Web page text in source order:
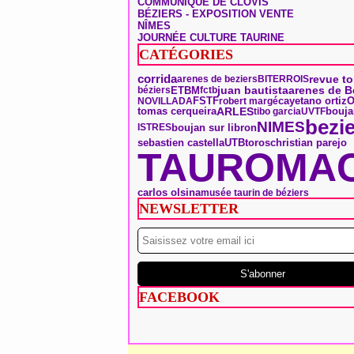
BÉZIERS - EXPOSITION VENTE
NÎMES
JOURNÉE CULTURE TAURINE
CATÉGORIES
corridaarenes de beziers BITERROISrevue
béziersETBMfctbjuan bautistaarenes de
NOVILLADA FSTFrobert margécayetano ortiz
tomas cerqueiraARLEStibo garciaUVTF
ISTRESboujan sur libronNIMES
sebastien castellaUTBtoroschristian parejo
carlos olsinamusée taurin de béziers
NEWSLETTER
FACEBOOK